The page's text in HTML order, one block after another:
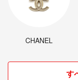
CHANEL
す